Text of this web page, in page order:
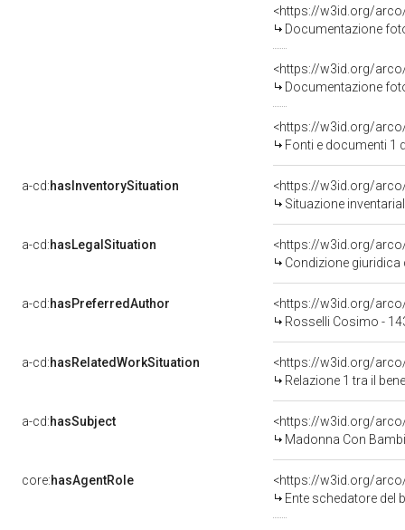
Documentazione
Documentazione
<https://w3id.org/
Fonti e documenti 1
a-cd:hasInventorySituation
<https://w3id.org/
Situazione
a-cd:hasLegalSituation
<https://w3id.org/
Condizione giuridica
a-cd:hasPreferredAuthor
<https://w3id.org/
Rosselli Cosimo -
a-cd:hasRelatedWorkSituation
<https://w3id.org/
Relazione 1 tra il
a-cd:hasSubject
<https://w3id.org/
Madonna Con
core:hasAgentRole
<https://w3id.org/
Ente schedatore del bene